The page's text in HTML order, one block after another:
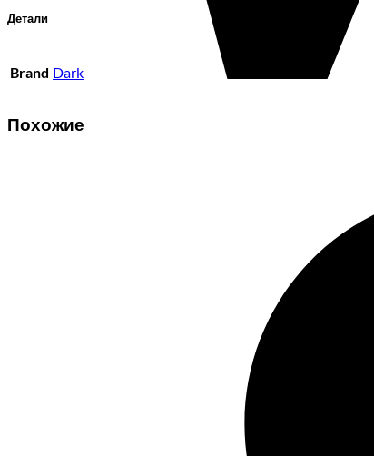
Детали
Brand Dark
Похожие